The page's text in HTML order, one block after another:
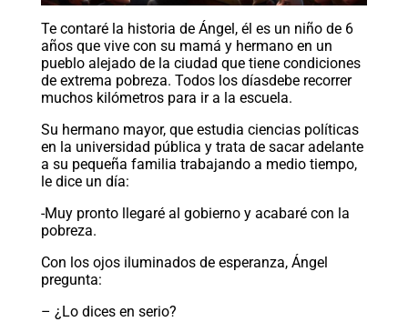
Te contaré la historia de Ángel, él es un niño de 6
años que vive con su mamá y hermano en un
pueblo alejado de la ciudad que tiene condiciones
de extrema pobreza. Todos los díasdebe recorrer
muchos kilómetros para ir a la escuela.
Su hermano mayor, que estudia ciencias políticas
en la universidad pública y trata de sacar adelante
a su pequeña familia trabajando a medio tiempo,
le dice un día:
-Muy pronto llegaré al gobierno y acabaré con la
pobreza.
Con los ojos iluminados de esperanza, Ángel
pregunta:
– ¿Lo dices en serio?